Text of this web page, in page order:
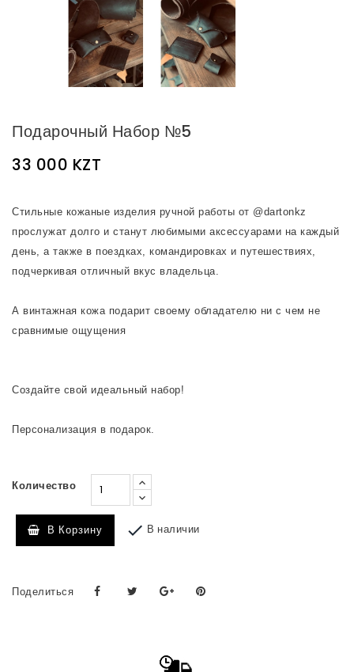
Подарочный Набор №5
33 000 KZT
Стильные кожаные изделия ручной работы от @dartonkz
прослужат долго и станут любимыми аксессуарами на каждый
день, а также в поездках, командировках и путешествиях,
подчеркивая отличный вкус владельца.
А винтажная кожа подарит своему обладателю ни с чем не
сравнимые ощущения
Создайте свой идеальный набор!
Персонализация в подарок.
Количество
В Корзину  В наличии
Поделиться